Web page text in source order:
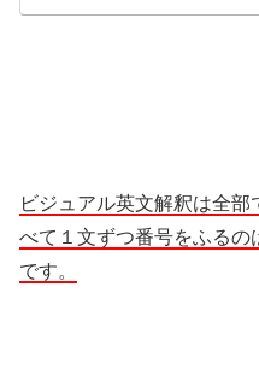
ビジュアル英文解釈は全
べて１文ずつ番号をふるの
です。